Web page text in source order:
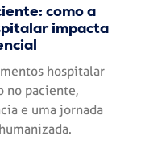
como a
impacta
hospitalar
no paciente,
e uma jornada